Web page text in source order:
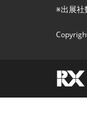
※出展社